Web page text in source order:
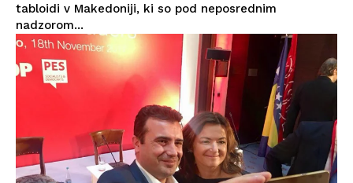
tabloidi v Makedoniji, ki so pod neposrednim
nadzorom...